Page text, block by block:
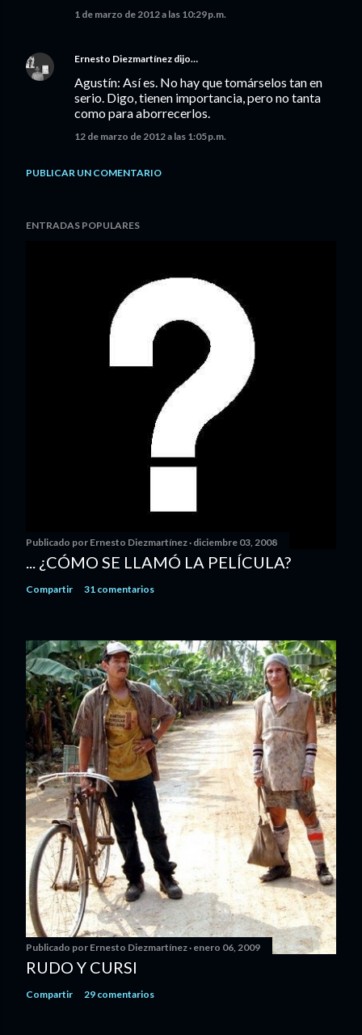
1 de marzo de 2012 a las 10:29 p.m.
Ernesto Diezmartínez dijo…
Agustín: Así es. No hay que tomárselos tan en
serio. Digo, tienen importancia, pero no tanta
como para aborrecerlos.
12 de marzo de 2012 a las 1:05 p.m.
PUBLICAR UN COMENTARIO
ENTRADAS POPULARES
Publicado por Ernesto Diezmartínez diciembre 03, 2008
... ¿CÓMO SE LLAMÓ LA PELÍCULA?
Compartir 31 comentarios
Publicado por Ernesto Diezmartínez enero 06, 2009
RUDO Y CURSI
Compartir 29 comentarios